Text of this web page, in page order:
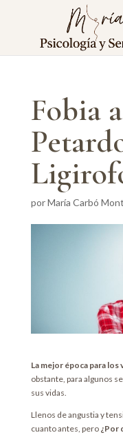
Fobia
porMaría Carbó
La mejor época para los
obstante, para algunos
sus vidas.
Llenos de angustia y
cuanto antes, pero ¿Por